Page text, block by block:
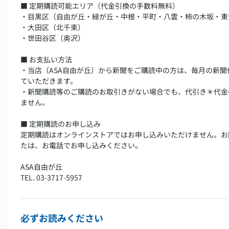
■ 定期購読可能エリア（代金引換の手数料無料）
・目黒区（自由が丘・緑が丘・中根・平町・八雲・柿の木坂・
・大田区（北千束）
・世田谷区（奥沢）
■ お支払い方法
・当店（ASA自由が丘）から新聞をご購読中の方は、毎月の新
ていただきます。
・新聞購読等のご購読のお取引きがない場合でも、代引き＊代
ません。
■ 定期購読のお申し込み
定期購読はオンラインストアではお申し込みいただけません。
たは、お電話でお申し込みください。
ASA自由が丘
TEL. 03-3717-5957
必ずお読みください